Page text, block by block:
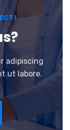
adipiscing
ut labore.